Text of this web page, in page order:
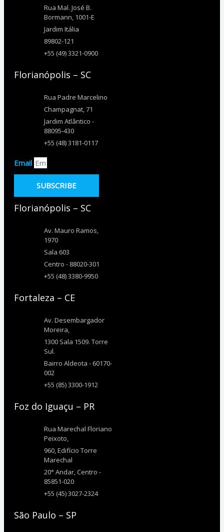
Rua Mal. José B.
Bormann, 1001-E
Jardim Itália
89802-121
+55 (49) 3321-0900
Florianópolis – SC
Rua Padre Marcelino
Champagnat, 71
Jardim Atlântico -
88095-430
+55 (48) 3181-0117
Email
SUBSCRIBE
Florianópolis – SC
Av. Mauro Ramos,
1970
Sala 603
Centro - 88020-301
+55 (48) 3380-9950
Fortaleza – CE
Av. Desembargador
Moreira,
1300 Sala 1509. Torre
Sul.
Bairro Aldeota - 60170-
002
+55 (85) 3300-1912
Foz do Iguaçu – PR
Rua Marechal Floriano
Peixoto,
960, Edifício Torre
Marechal
20° Andar, Centro -
85851-020
+55 (45) 3027-2324
São Paulo – SP